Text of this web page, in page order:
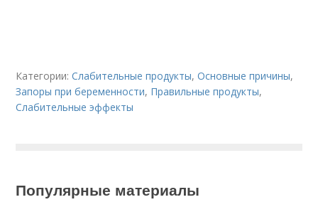
Категории:Слабительные продукты,Основные причины,
Запоры при беременности, Правильные продукты,
Слабительные эффекты
Популярные материалы